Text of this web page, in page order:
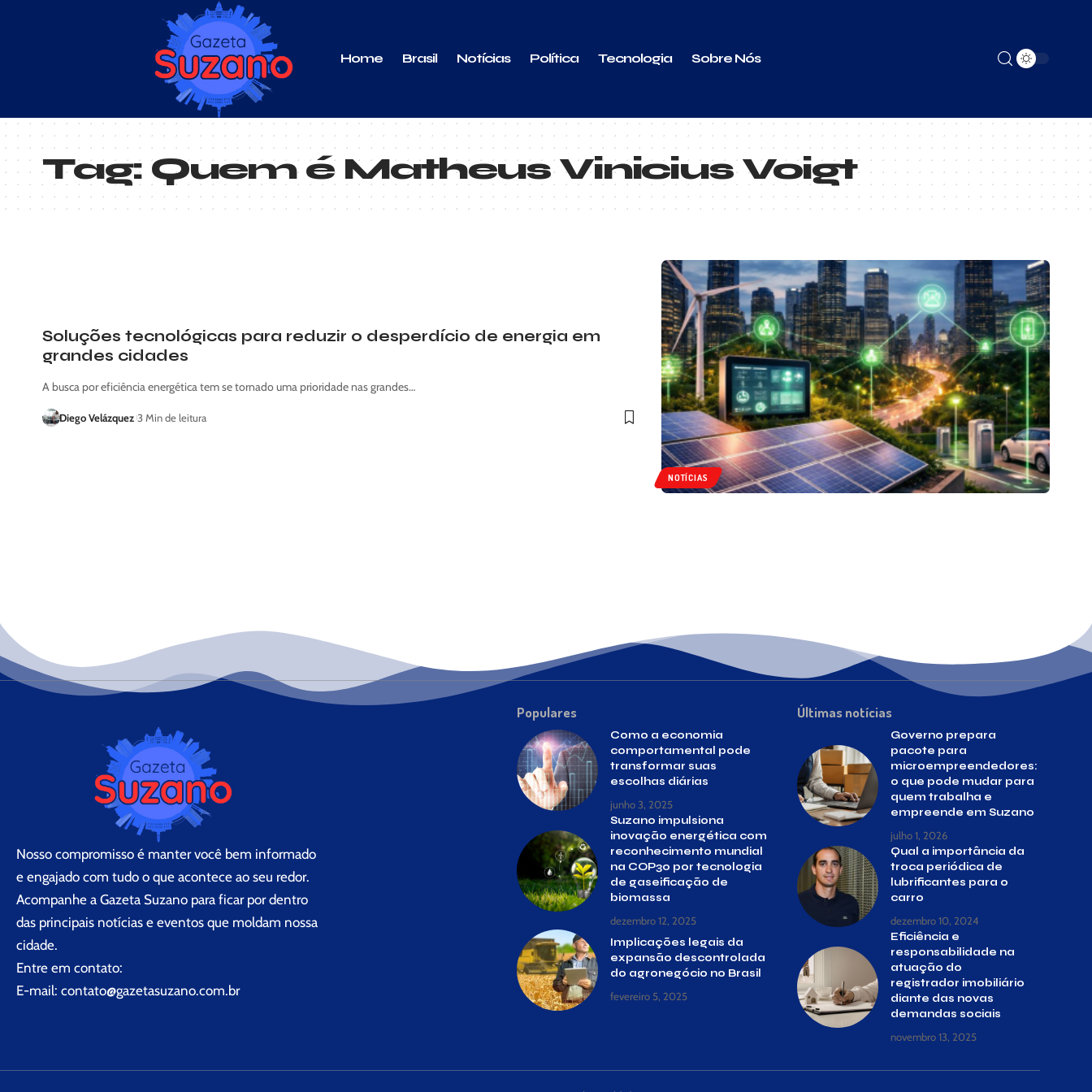
Home Brasil Notícias Política Tecnologia Sobre Nós
Tag: Quem é Matheus Vinicius Voigt
NOTÍCIAS
Soluções tecnológicas para reduzir o desperdício de energia em
grandes cidades
A busca por eficiência energética tem se tornado uma prioridade nas grandes…
Diego Velázquez 3 Min de leitura
Nosso compromisso é manter você bem informado
e engajado com tudo o que acontece ao seu redor.
Acompanhe a Gazeta Suzano para ficar por dentro
das principais notícias e eventos que moldam nossa
cidade.
Entre em contato:
E-mail: contato@gazetasuzano.com.br
Populares
Como a economia
comportamental pode
transformar suas
escolhas diárias
junho 3, 2025
Suzano impulsiona
inovação energética com
reconhecimento mundial
na COP30 por tecnologia
de gaseificação de
biomassa
dezembro 12, 2025
Implicações legais da
expansão descontrolada
do agronegócio no Brasil
fevereiro 5, 2025
Últimas notícias
Governo prepara
pacote para
microempreendedores:
o que pode mudar para
quem trabalha e
empreende em Suzano
julho 1, 2026
Qual a importância da
troca periódica de
lubrificantes para o
carro
dezembro 10, 2024
Eficiência e
responsabilidade na
atuação do
registrador imobiliário
diante das novas
demandas sociais
novembro 13, 2025